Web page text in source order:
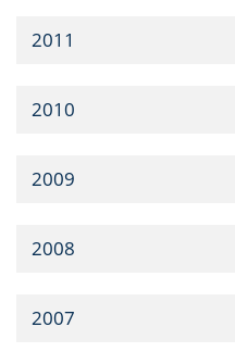
2011
2010
2009
2008
2007